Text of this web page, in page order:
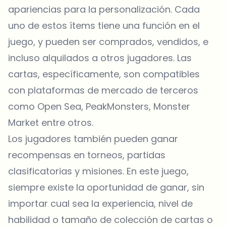
apariencias para la personalización. Cada
uno de estos ítems tiene una función en el
juego, y pueden ser comprados, vendidos, e
incluso alquilados a otros jugadores. Las
cartas, específicamente, son compatibles
con plataformas de mercado de terceros
como Open Sea, PeakMonsters, Monster
Market entre otros.
Los jugadores también pueden ganar
recompensas en torneos, partidas
clasificatorias y misiones. En este juego,
siempre existe la oportunidad de ganar, sin
importar cual sea la experiencia, nivel de
habilidad o tamaño de colección de cartas o